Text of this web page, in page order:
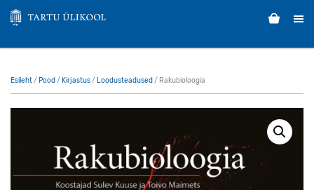
Esileht/ Pood / Kirjastus/ Loodusteadused / Rakubioloogia